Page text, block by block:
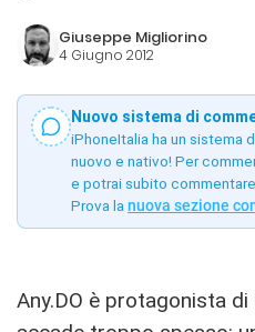
Giuseppe Migliorino
4 Giugno 2012
Nuovo sistema di
iPhoneItalia ha un sistema
nuovo e nativo! Per
e potrai subito commentare.
Prova la nuova sezione
Any.DO è protagonista di